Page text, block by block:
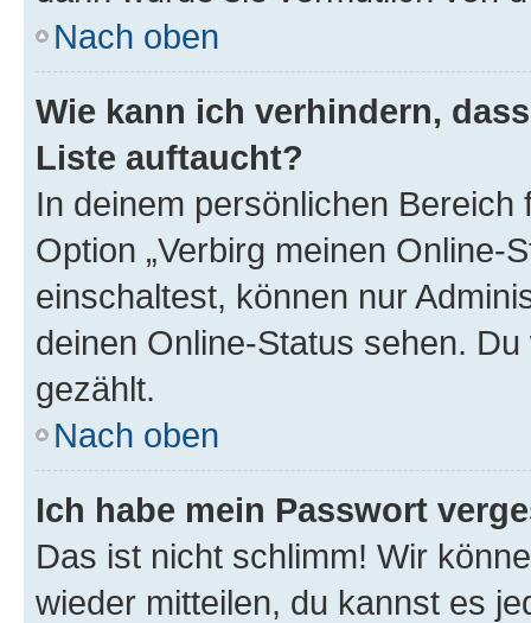
Nach oben
Wie kann ich verhindern,
Liste auftaucht?
In deinem persönlichen
Option „Verbirg meinen Online-
einschaltest, können nur
deinen Online-Status sehen.
gezählt.
Nach oben
Ich habe mein Passwort
Das ist nicht schlimm! Wir
wieder mitteilen, du kannst es